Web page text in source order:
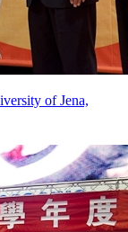
of Jena,